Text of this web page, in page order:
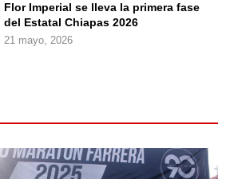
Flor Imperial se lleva la primera fase
del Estatal Chiapas 2026
21 mayo, 2026